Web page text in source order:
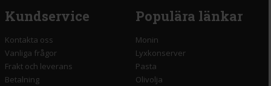
Kundservice
Kontakta oss
Vanliga frågor
Frakt och leverans
Betalning
Populära länkar
Monin
Lyxkonserver
Pasta
Olivolja